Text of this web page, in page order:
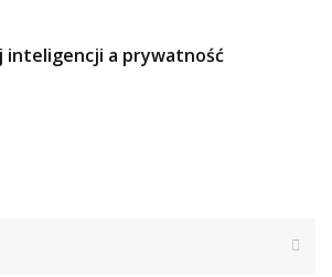
inteligencji a prywatność